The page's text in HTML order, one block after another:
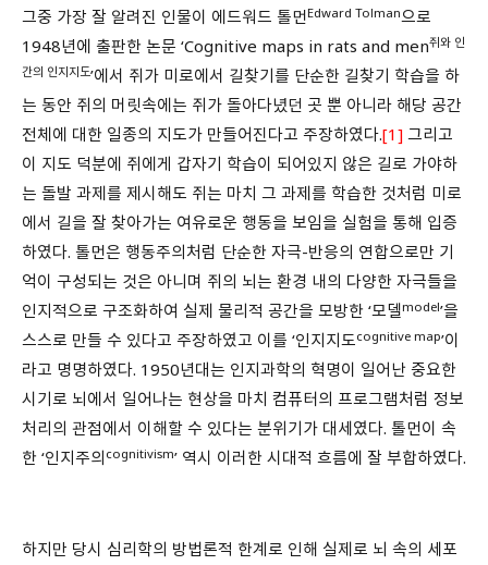
그중 가장 잘 알려진 인물이 에드워드 톨먼Edward Tolman으로
1948년에 출판한 논문 ‘Cognitive maps in rats and men쥐와 인
간의 인지지도’에서 쥐가 미로에서 길찾기를 단순한 길찾기 학습을 하
는 동안 쥐의 머릿속에는 쥐가 돌아다녔던 곳 뿐 아니라 해당 공간
전체에 대한 일종의 지도가 만들어진다고 주장하였다.[1] 그리고
이 지도 덕분에 쥐에게 갑자기 학습이 되어있지 않은 길로 가야하
는 돌발 과제를 제시해도 쥐는 마치 그 과제를 학습한 것처럼 미로
에서 길을 잘 찾아가는 여유로운 행동을 보임을 실험을 통해 입증
하였다. 톨먼은 행동주의처럼 단순한 자극-반응의 연합으로만 기
억이 구성되는 것은 아니며 쥐의 뇌는 환경 내의 다양한 자극들을
인지적으로 구조화하여 실제 물리적 공간을 모방한 ‘모델model’을
스스로 만들 수 있다고 주장하였고 이를 ‘인지지도cognitive map’이
라고 명명하였다. 1950년대는 인지과학의 혁명이 일어난 중요한
시기로 뇌에서 일어나는 현상을 마치 컴퓨터의 프로그램처럼 정보
처리의 관점에서 이해할 수 있다는 분위기가 대세였다. 톨먼이 속
한 ‘인지주의 cognitivism’ 역시 이러한 시대적 흐름에 잘 부합하였다.
하지만 당시 심리학의 방법론적 한계로 인해 실제로 뇌 속의 세포